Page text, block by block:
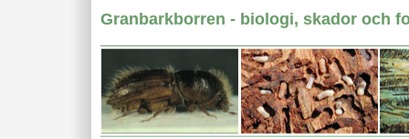
Granbarkborren - biologi, skador och